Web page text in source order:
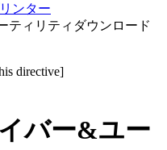
ンター
ティリティダウンロード
directive]
バー&ユー